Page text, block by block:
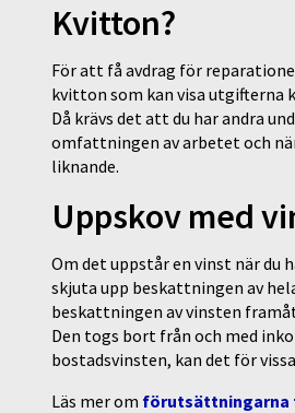
Kvitton?
För att få avdrag för
kvitton som kan visa
Då krävs det att du har andra
omfattningen av arbetet och
liknande.
Uppskov med
Om det uppstår en vinst när du
skjuta upp beskattningen av
beskattningen av vinsten
Den togs bort från och med
bostadsvinsten, kan det för
Läs mer om förutsättningarna